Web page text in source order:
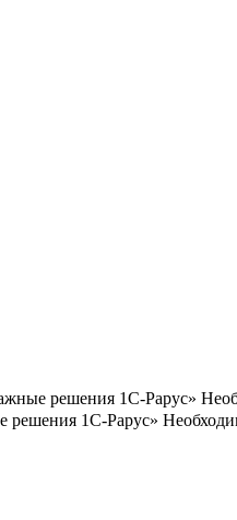
решения 1С-Рарус»
решения 1С-Рарус»